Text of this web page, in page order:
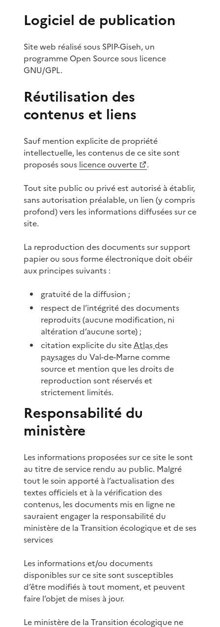
Logiciel de publication
Site web réalisé sous SPIP-Giseh, un
programme Open Source sous licence
GNU/GPL.
Réutilisation des
contenus et liens
Sauf mention explicite de propriété
intellectuelle, les contenus de ce site sont
proposés sous licence ouverte
.
Tout site public ou privé est autorisé à établir,
sans autorisation préalable, un lien (y compris
profond) vers les informations diffusées sur ce
site.
La reproduction des documents sur support
papier ou sous forme électronique doit obéir
aux principes suivants :
gratuité de la diffusion ;
respect de l’intégrité des documents
reproduits (aucune modification, ni
altération d’aucune sorte) ;
citation explicite du siteAtlas des
paysagesdu Val-de-Marne comme
source et mention que les droits de
reproduction sont réservés et
strictement limités.
Responsabilité du
ministère
Les informations proposées sur ce site le sont
au titre de service rendu au public. Malgré
tout le soin apporté à l’actualisation des
textes officiels et à la vérification des
contenus, les documents mis en ligne ne
sauraient engager la responsabilité du
ministère de la Transition écologique et de ses
services
Les informations et/ou documents
disponibles sur ce site sont susceptibles
d’être modifiés à tout moment, et peuvent
faire l’objet de mises à jour.
Le ministère de la Transition écologique ne